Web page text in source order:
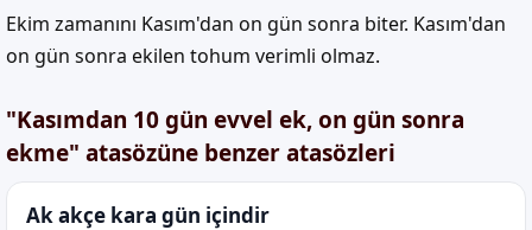
Ekim zamanını Kasım'dan on gün sonra biter. Kasım'dan
on gün sonra ekilen tohum verimli olmaz.
"Kasımdan 10 gün evvel ek, on gün sonra
ekme" atasözüne benzer atasözleri
Ak akçe kara gün içindir